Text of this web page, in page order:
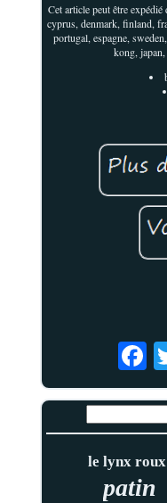
Cet article peut être
cyprus, denmark, finland,
portugal, espagne,
kong,
le lynx roux
patin